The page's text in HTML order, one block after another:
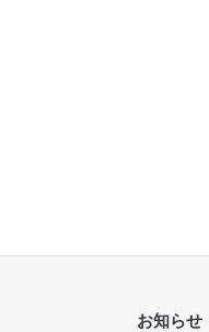
お知らせ